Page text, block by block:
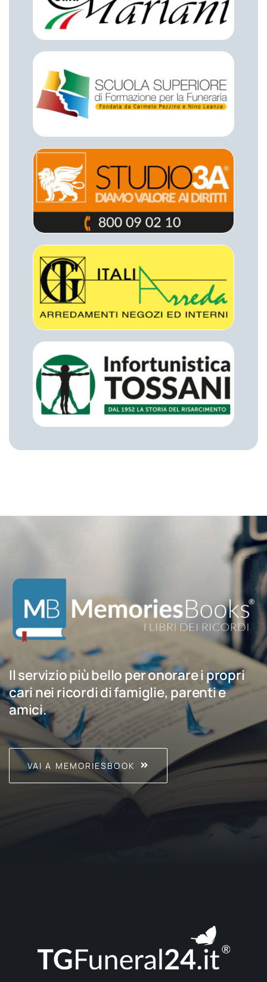
Il servizio più bello per onorare i propri
cari nei ricordi di famiglie, parenti e
amici.
VAI A MEMORIESBOOK